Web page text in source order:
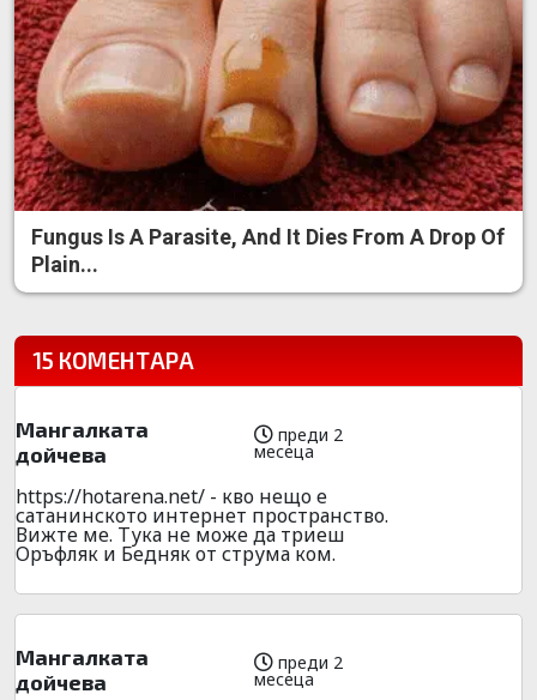
Fungus Is A Parasite, And It Dies From A Drop Of
Plain...
15 КОМЕНТАРА
Мангалката
дойчева
преди 2
месеца
https://hotarena.net/ - кво нещо е
сатанинското интернет пространство.
Вижте ме. Тука не може да триеш
Оръфляк и Бедняк от струма ком.
Мангалката
дойчева
преди 2
месеца